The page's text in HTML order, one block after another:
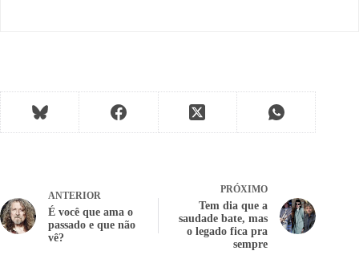
ANTERIOR
É você que ama o
passado e que não
vê?
PRÓXIMO
Tem dia que a
saudade bate, mas
o legado fica pra
sempre